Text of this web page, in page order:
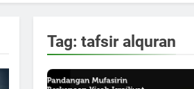
Tag: tafsir alquran